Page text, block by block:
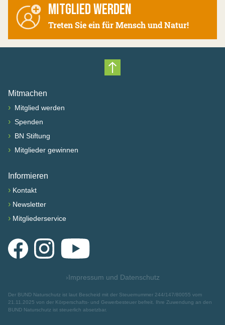
MITGLIED WERDEN
Treten Sie ein für Mensch und Natur!
Nach oben scrollen
Mitmachen
› Mitglied werden
› Spenden
› BN Stiftung
› Mitglieder gewinnen
Informieren
› Kontakt
› Newsletter
› Mitgliederservice
FacebookInstagramYouTube
›Impressum und Datenschutz
Der BUND Naturschutz ist laut Bescheid mit der Steuernummer 244/147/80055 vom
21.11.2025 von der Körperschafts- und Gewerbesteuer befreit. Ihre Zuwendung an den
BUND Naturschutz ist steuerlich absetzbar.